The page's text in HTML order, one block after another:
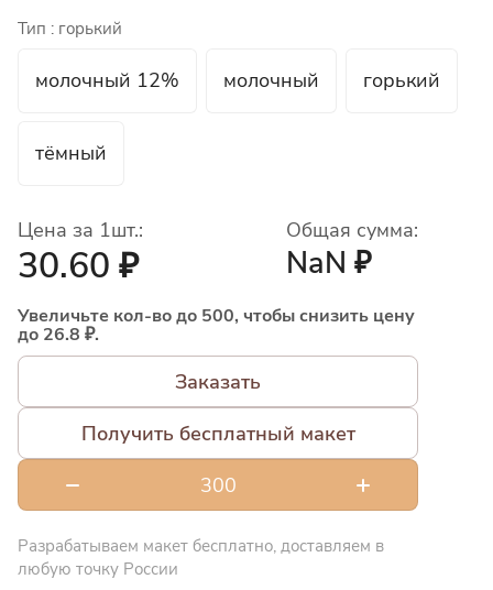
Тип : горький
молочный 12% молочный горький
тёмный
Цена за 1шт.:
30.60 ₽
Общая сумма:
NaN ₽
Увеличьте кол-во до 500, чтобы снизить цену
до 26.8 ₽.
Заказать
Получить бесплатный макет
Разрабатываем макет бесплатно, доставляем в
любую точку России